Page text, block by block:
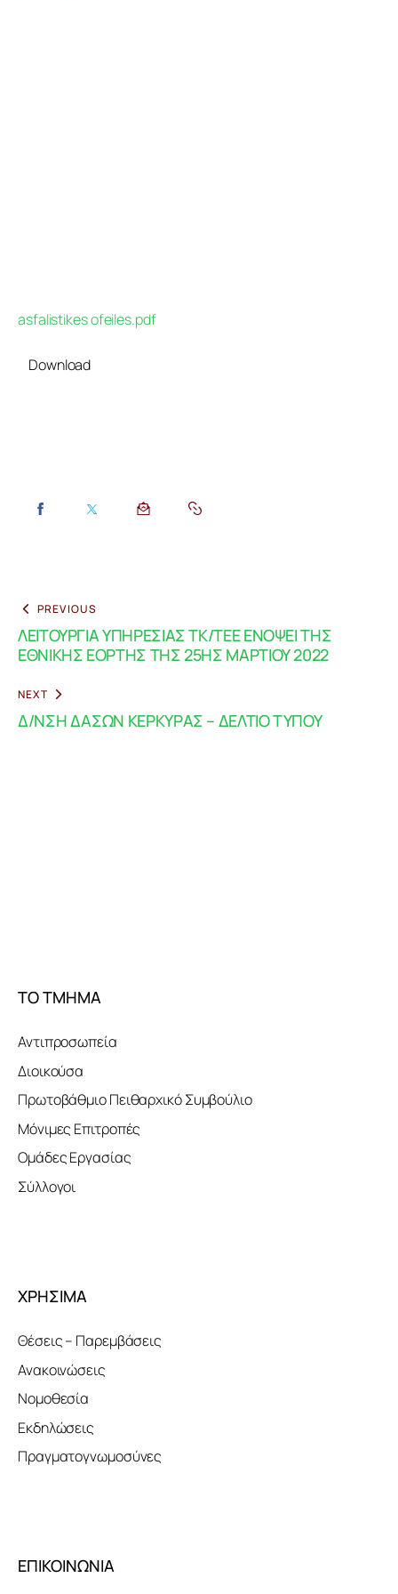
asfalistikes ofeiles.pdf
Download
PREVIOUS
ΛΕΙΤΟΥΡΓΙΑ ΥΠΗΡΕΣΙΑΣ ΤΚ/ΤΕΕ ΕΝΟΨΕΙ ΤΗΣ
ΕΘΝΙΚΗΣ ΕΟΡΤΗΣ ΤΗΣ 25ΗΣ ΜΑΡΤΙΟΥ 2022
NEXT
Δ/ΝΣΗ ΔΑΣΩΝ ΚΕΡΚΥΡΑΣ – ΔΕΛΤΙΟ ΤΥΠΟΥ
ΤΟ ΤΜΗΜΑ
Αντιπροσωπεία
Διοικούσα
Πρωτοβάθμιο Πειθαρχικό Συμβούλιο
Μόνιμες Επιτροπές
Ομάδες Εργασίας
Σύλλογοι
ΧΡΗΣΙΜΑ
Θέσεις – Παρεμβάσεις
Ανακοινώσεις
Νομοθεσία
Εκδηλώσεις
Πραγματογνωμοσύνες
ΕΠΙΚΟΙΝΩΝΙΑ